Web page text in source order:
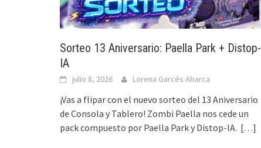
Sorteo 13 Aniversario: Paella Park + Distop-
IA
julio 8, 2026 Lorena Garcés Abarca
¡Vas a flipar con el nuevo sorteo del 13 Aniversario
de Consola y Tablero! Zombi Paella nos cede un
pack compuesto por Paella Park y Distop-IA. […]